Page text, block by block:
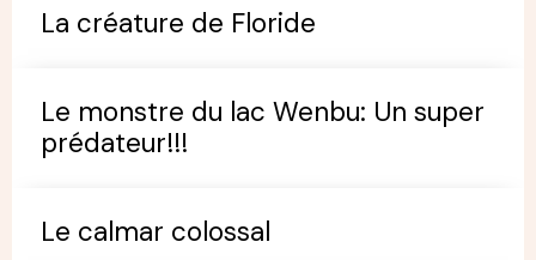
La créature de Floride
Le monstre du lac Wenbu: Un super
prédateur!!!
Le calmar colossal